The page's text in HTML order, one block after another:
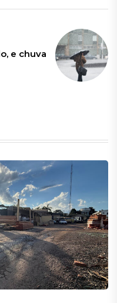
e chuva